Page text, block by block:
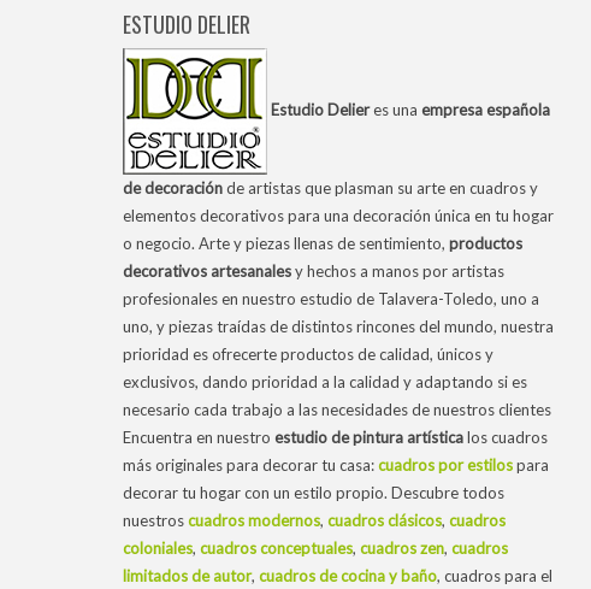
ESTUDIO DELIER
Estudio Delieres una empresa española
de decoraciónde artistas que plasman su arte en cuadros y
elementos decorativos para una decoración única en tu hogar
o negocio. Arte y piezas llenas de sentimiento, productos
decorativos artesanalesy hechos a manos por artistas
profesionales en nuestro estudio de Talavera-Toledo, uno a
uno, y piezas traídas de distintos rincones del mundo, nuestra
prioridad es ofrecerte productos de calidad, únicos y
exclusivos, dando prioridad a la calidad y adaptando si es
necesario cada trabajo a las necesidades de nuestros clientes
Encuentra en nuestro estudio de pintura artísticalos cuadros
más originales para decorar tu casa:cuadros por estilospara
decorar tu hogar con un estilo propio. Descubre todos
nuestroscuadros modernos, cuadros clásicos, cuadros
coloniales, cuadros conceptuales, cuadros zen, cuadros
limitados de autor, cuadros de cocina y baño, cuadros para el